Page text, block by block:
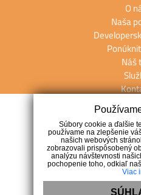
O
Naša
Náš
M. R. Štefánika
+421
Súbory cookie a ďalšie
používame na zlepšenie
našich webových
zobrazovali prispôsobený
analýzu návštevnosti
pochopenie toho, odkiaľ
Viac